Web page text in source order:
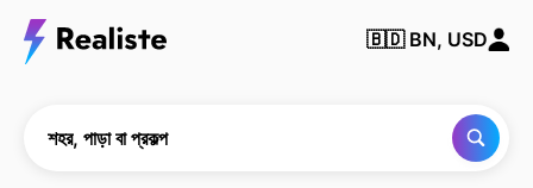
🇧🇩 BN, USD
শহর, পাড়া বা প্রকল্প